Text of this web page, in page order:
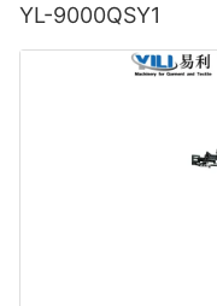
YL-9000QSY1